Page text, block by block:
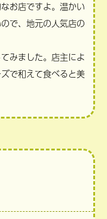
お店ですよ。温かい
で、地元の人気店の
みました。店主によ
で和えて食べると美